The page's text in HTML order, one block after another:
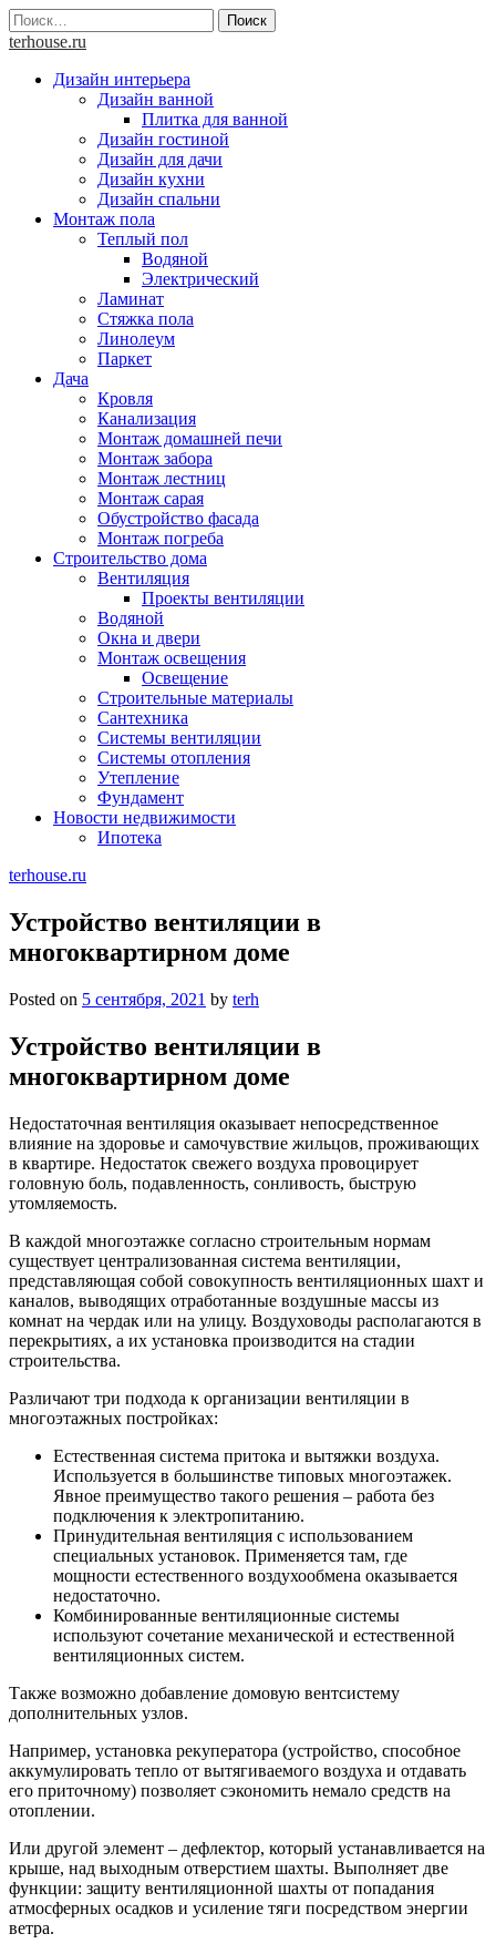
Skip
to
Найти:
terhouse.ru
Дизайн интерьера
Дизайн ванной
Плитка для ванной
Дизайн гостиной
Дизайн для дачи
Дизайн кухни
Дизайн спальни
Монтаж пола
Теплый пол
Водяной
Электрический
Ламинат
Стяжка пола
Линолеум
Паркет
Дача
Кровля
Канализация
Монтаж домашней печи
Монтаж забора
Монтаж лестниц
Монтаж сарая
Обустройство фасада
Монтаж погреба
Строительство дома
Вентиляция
Проекты вентиляции
Водяной
Окна и двери
Монтаж освещения
Освещение
Строительные материалы
Сантехника
Системы вентиляции
Системы отопления
Утепление
Фундамент
Новости недвижимости
Ипотека
terhouse.ru
Устройство вентиляции в
многоквартирном доме
Posted on 5 сентября, 2021 by terh
Устройство вентиляции в
многоквартирном доме
Недостаточная вентиляция оказывает непосредственное
влияние на здоровье и самочувствие жильцов, проживающих
в квартире. Недостаток свежего воздуха провоцирует
головную боль, подавленность, сонливость, быструю
утомляемость.
В каждой многоэтажке согласно строительным нормам
существует централизованная система вентиляции,
представляющая собой совокупность вентиляционных шахт и
каналов, выводящих отработанные воздушные массы из
комнат на чердак или на улицу. Воздуховоды располагаются в
перекрытиях, а их установка производится на стадии
строительства.
Различают три подхода к организации вентиляции в
многоэтажных постройках:
Естественная система притока и вытяжки воздуха.
Используется в большинстве типовых многоэтажек.
Явное преимущество такого решения – работа без
подключения к электропитанию.
Принудительная вентиляция с использованием
специальных установок. Применяется там, где
мощности естественного воздухообмена оказывается
недостаточно.
Комбинированные вентиляционные системы
используют сочетание механической и естественной
вентиляционных систем.
Также возможно добавление домовую вентсистему
дополнительных узлов.
Например, установка рекуператора (устройство, способное
аккумулировать тепло от вытягиваемого воздуха и отдавать
его приточному) позволяет сэкономить немало средств на
отоплении.
Или другой элемент – дефлектор, который устанавливается на
крыше, над выходным отверстием шахты. Выполняет две
функции: защиту вентиляционной шахты от попадания
атмосферных осадков и усиление тяги посредством энергии
ветра.